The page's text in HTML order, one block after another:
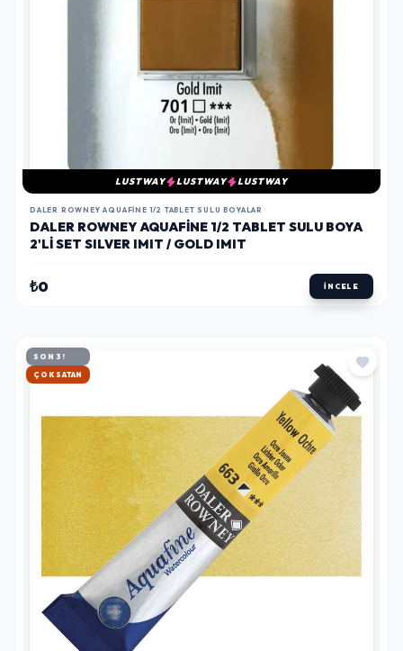
LUSTWAY LUSTWAY LUSTWAY
DALER ROWNEY AQUAFINE 1/2 TABLET SULU BOYALAR
DALER ROWNEY AQUAFINE 1/2 TABLET SULU BOYA
2'LI SET SILVER IMIT / GOLD IMIT
₺0 İNCELE
SON 3!
HIZLI KARGO